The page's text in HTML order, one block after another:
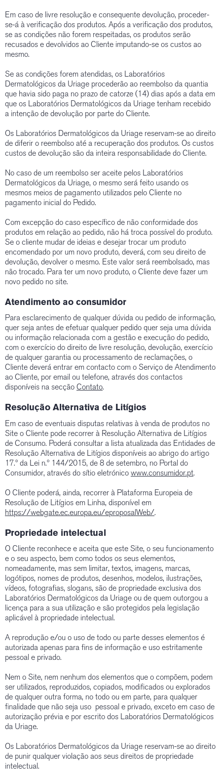
Em caso de livre resolução e consequente devolução, proceder-
se-á à verificação dos produtos. Após a verificação dos produtos,
se as condições não forem respeitadas, os produtos serão
recusados e devolvidos ao Cliente imputando-se os custos ao
mesmo.
Se as condições forem atendidas, os Laboratórios
Dermatológicos da Uriage procederão ao reembolso da quantia
que havia sido paga no prazo de catorze (14) dias após a data em
que os Laboratórios Dermatológicos da Uriage tenham recebido
a intenção de devolução por parte do Cliente.
Os Laboratórios Dermatológicos da Uriage reservam-se ao direito
de diferir o reembolso até a recuperação dos produtos. Os custos
custos de devolução são da inteira responsabilidade do Cliente.
No caso de um reembolso ser aceite pelos Laboratórios
Dermatológicos da Uriage, o mesmo será feito usando os
mesmos meios de pagamento utilizados pelo Cliente no
pagamento inicial do Pedido.
Com excepção do caso específico de não conformidade dos
produtos em relação ao pedido, não há troca possível do produto.
Se o cliente mudar de ideias e desejar trocar um produto
encomendado por um novo produto, deverá, com seu direito de
devolução, devolver o mesmo. Este valor será reembolsado, mas
não trocado. Para ter um novo produto, o Cliente deve fazer um
novo pedido no site.
Atendimento ao consumidor
Para esclarecimento de qualquer dúvida ou pedido de informação,
quer seja antes de efetuar qualquer pedido quer seja uma dúvida
ou informação relacionada com a gestão e execução do pedido,
com o exercício do direito de livre resolução, devolução, exercício
de qualquer garantia ou processamento de reclamações, o
Cliente deverá entrar em contacto com o Serviço de Atendimento
ao Cliente, por email ou telefone, através dos contactos
disponíveis na secção Contato.
Resolução Alternativa de Litígios
Em caso de eventuais disputas relativas à venda de produtos no
Site o Cliente pode recorrer à Resolução Alternativa de Litígios
de Consumo. Poderá consultar a lista atualizada das Entidades de
Resolução Alternativa de Litígios disponíveis ao abrigo do artigo
17.º da Lei n.º 144/2015, de 8 de setembro, no Portal do
Consumidor, através do sítio eletrónico www.consumidor.pt.
O Cliente poderá, ainda, recorrer à Plataforma Europeia de
Resolução de Litígios em Linha, disponível em
https://webgate.ec.europa.eu/eproposalWeb/.
Propriedade intelectual
O Cliente reconhece e aceita que este Site, o seu funcionamento
e o seu aspecto, bem como todos os seus elementos,
nomeadamente, mas sem limitar, textos, imagens, marcas,
logótipos, nomes de produtos, desenhos, modelos, ilustrações,
vídeos, fotografias, slogans, são de propriedade exclusiva dos
Laboratórios Dermatológicos da Uriage ou de quem outorgou a
licença para a sua utilização e são protegidos pela legislação
aplicável à propriedade intelectual.
A reprodução e/ou o uso de todo ou parte desses elementos é
autorizada apenas para fins de informação e uso estritamente
pessoal e privado.
Nem o Site, nem nenhum dos elementos que o compõem, podem
ser utilizados, reproduzidos, copiados, modificados ou explorados
de qualquer outra forma, no todo ou em parte, para qualquer
finalidade que não seja uso pessoal e privado, exceto em caso de
autorização prévia e por escrito dos Laboratórios Dermatológicos
da Uriage.
Os Laboratórios Dermatológicos da Uriage reservam-se ao direito
de punir qualquer violação aos seus direitos de propriedade
intelectual.